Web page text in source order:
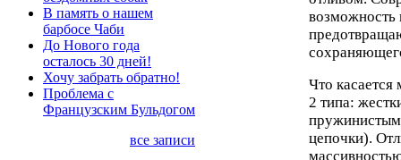
В память о нашем
барбосе Чаби
До Нового года
осталось 30 дней!
Хочу забрать обратно!
Проблема с
Французским Бульдогом
все записи
возможность
Что
2 типа:
цепочки).